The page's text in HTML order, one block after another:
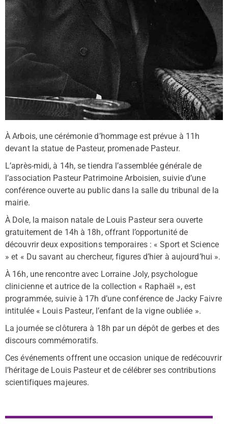
À Arbois, une cérémonie d’hommage est prévue à 11h
devant la statue de Pasteur, promenade Pasteur.
L’après-midi, à 14h, se tiendra l’assemblée générale de
l’association Pasteur Patrimoine Arboisien, suivie d’une
conférence ouverte au public dans la salle du tribunal de la
mairie.
À Dole, la maison natale de Louis Pasteur sera ouverte
gratuitement de 14h à 18h, offrant l’opportunité de
découvrir deux expositions temporaires : « Sport et Science
» et « Du savant au chercheur, figures d’hier à aujourd’hui ».
À 16h, une rencontre avec Lorraine Joly, psychologue
clinicienne et autrice de la collection « Raphaël », est
programmée, suivie à 17h d’une conférence de Jacky Faivre
intitulée « Louis Pasteur, l’enfant de la vigne oubliée ».
La journée se clôturera à 18h par un dépôt de gerbes et des
discours commémoratifs.
Ces événements offrent une occasion unique de redécouvrir
l’héritage de Louis Pasteur et de célébrer ses contributions
scientifiques majeures.